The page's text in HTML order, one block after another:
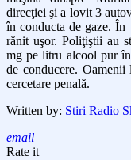
direcţiei şi a lovit 3
în conducta de gaze. În
rănit uşor. Poliţiştii au
mg pe litru alcool pur
de conducere.
cercetare penală.
Written by: Stiri Radio
email
Rate it